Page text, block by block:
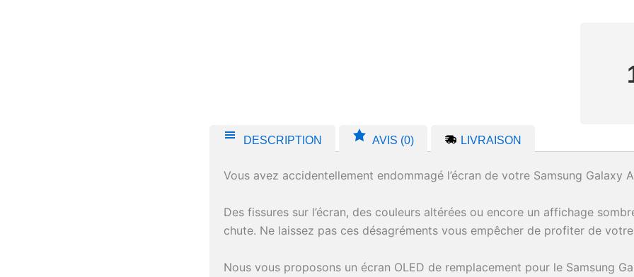
DESCRIPTION AVIS (0) LIVRAISON
Vous avez accidentellement endommagé l’écran de votre Samsung
Des fissures sur l’écran, des couleurs altérées ou encore un affichage
chute. Ne laissez pas ces désagréments vous empêcher de profiter de
Nous vous proposons un écran OLED de remplacement pour le Samsung